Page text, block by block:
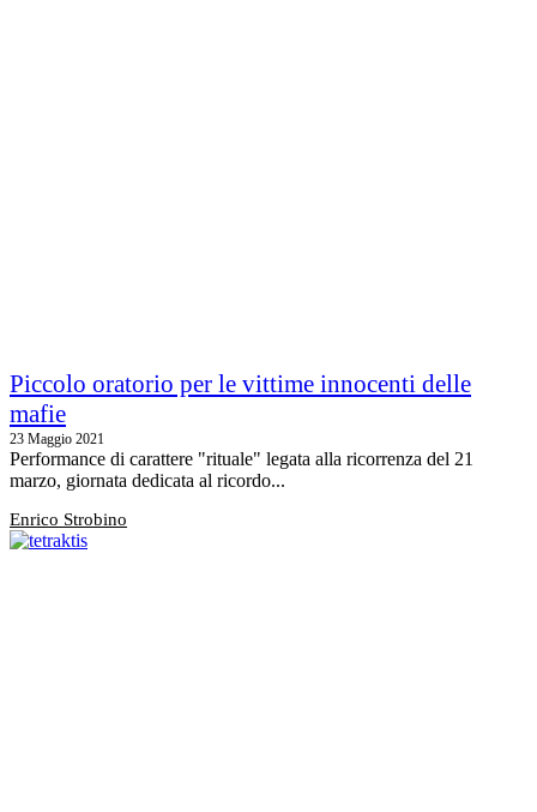
Piccolo oratorio per le vittime innocenti delle
mafie
23 Maggio 2021
Performance di carattere "rituale" legata alla ricorrenza del 21
marzo, giornata dedicata al ricordo...
Enrico Strobino